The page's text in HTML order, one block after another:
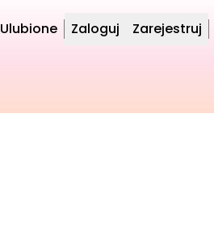
Ulubione Zaloguj Zarejestruj